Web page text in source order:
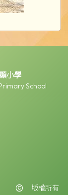
小學
School
版權所有